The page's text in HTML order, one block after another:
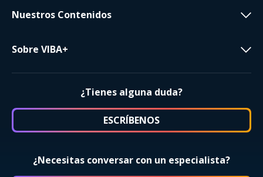
Nuestros Contenidos
Sobre VIBA+
¿Tienes alguna duda?
ESCRÍBENOS
¿Necesitas conversar con un especialista?